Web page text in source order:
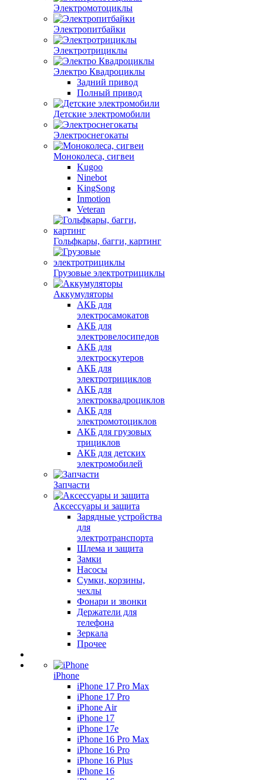
Электромотоциклы
Электропитбайки
Электротрициклы
Электро Квадроциклы
Задний привод
Полный привод
Детские электромобили
Электроснегокаты
Моноколеса, сигвеи
Kugoo
Ninebot
KingSong
Inmotion
Veteran
Гольфкары, багги, картинг
Грузовые электротрициклы
Аккумуляторы
АКБ для
электросамокатов
АКБ для
электровелосипедов
АКБ для
электроскутеров
АКБ для
электротрициклов
АКБ для
электроквадроциклов
АКБ для
электромотоциклов
АКБ для грузовых
трициклов
АКБ для детских
электромобилей
Запчасти
Аксессуары и защита
Зарядные устройства
для
электротранспорта
Шлема и защита
Замки
Насосы
Сумки, корзины,
чехлы
Фонари и звонки
Держатели для
телефона
Зеркала
Прочее
iPhone
iPhone 17 Pro Max
iPhone 17 Pro
iPhone Air
iPhone 17
iPhone 17e
iPhone 16 Pro Max
iPhone 16 Pro
iPhone 16 Plus
iPhone 16